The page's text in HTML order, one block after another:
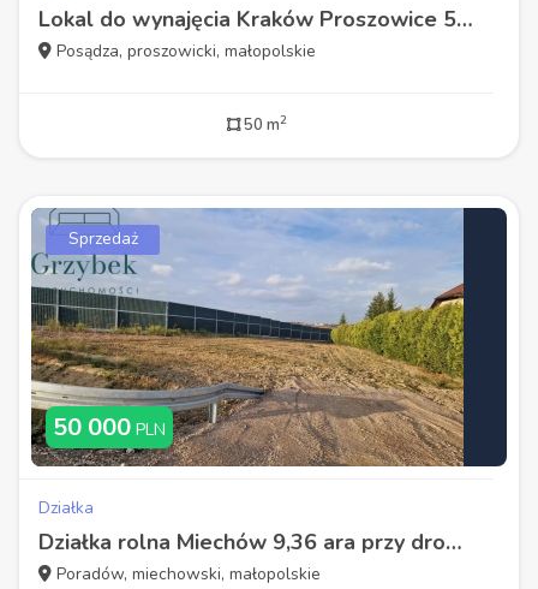
Lokal do wynajęcia Kraków Proszowice 50m
Posądza, proszowicki, małopolskie
50 m2
Sprzedaż
50 000 PLN
Działka
Działka rolna Miechów 9,36 ara przy drodze S7
Poradów, miechowski, małopolskie